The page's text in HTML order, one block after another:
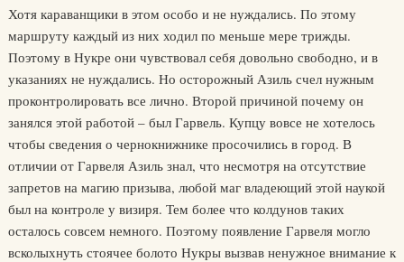
Хотя караванщики в этом особо и не нуждались. По этому
маршруту каждый из них ходил по меньше мере трижды.
Поэтому в Нукре они чувствовал себя довольно свободно, и в
указаниях не нуждались. Но осторожный Азиль счел нужным
проконтролировать все лично. Второй причиной почему он
занялся этой работой – был Гарвель. Купцу вовсе не хотелось
чтобы сведения о чернокнижнике просочились в город. В
отличии от Гарвеля Азиль знал, что несмотря на отсутствие
запретов на магию призыва, любой маг владеющий этой наукой
был на контроле у визиря. Тем более что колдунов таких
осталось совсем немного. Поэтому появление Гарвеля могло
всколыхнуть стоячее болото Нукры вызвав ненужное внимание к